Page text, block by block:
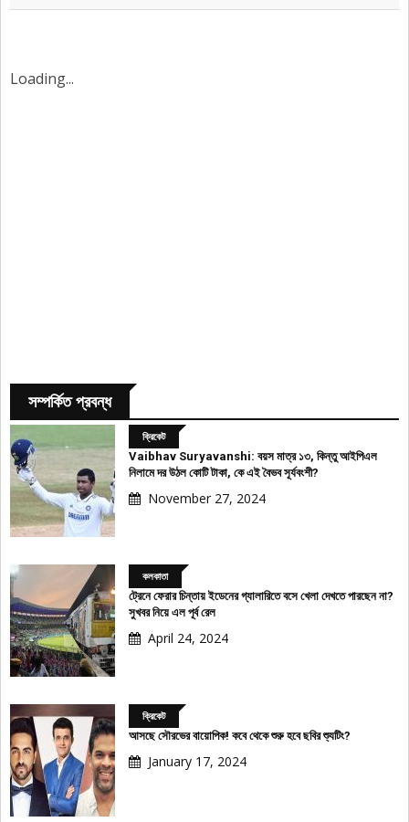
Loading...
সম্পর্কিত প্রবন্ধ
ক্রিকেট
Vaibhav Suryavanshi: বয়স মাত্র ১৩, কিন্তু আইপিএল
নিলামে দর উঠল কোটি টাকা, কে এই বৈভব সূর্যবংশী?
November 27, 2024
কলকাতা
ট্রেনে ফেরার চিন্তায় ইডেনের গ্যালারিতে বসে খেলা দেখতে পারছেন না?
সুখবর নিয়ে এল পূর্ব রেল
April 24, 2024
ক্রিকেট
আসছে সৌরভের বায়োপিক! কবে থেকে শুরু হবে ছবির শ্যুটিং?
January 17, 2024